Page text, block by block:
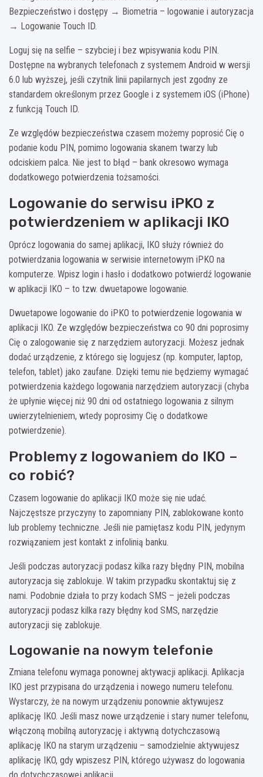
Bezpieczeństwo i dostępy → Biometria – logowanie i autoryzacja
→ Logowanie Touch ID.
Loguj się na selfie – szybciej i bez wpisywania kodu PIN.
Dostępne na wybranych telefonach z systemem Android w wersji
6.0 lub wyższej, jeśli czytnik linii papilarnych jest zgodny ze
standardem określonym przez Google i z systemem iOS (iPhone)
z funkcją Touch ID.
Ze względów bezpieczeństwa czasem możemy poprosić Cię o
podanie kodu PIN, pomimo logowania skanem twarzy lub
odciskiem palca. Nie jest to błąd – bank okresowo wymaga
dodatkowego potwierdzenia tożsamości.
Logowanie do serwisu iPKO z
potwierdzeniem w aplikacji IKO
Oprócz logowania do samej aplikacji, IKO służy również do
potwierdzania logowania w serwisie internetowym iPKO na
komputerze. Wpisz login i hasło i dodatkowo potwierdź logowanie
w aplikacji IKO – to tzw. dwuetapowe logowanie.
Dwuetapowe logowanie do iPKO to potwierdzenie logowania w
aplikacji IKO. Ze względów bezpieczeństwa co 90 dni poprosimy
Cię o zalogowanie się z narzędziem autoryzacji. Możesz jednak
dodać urządzenie, z którego się logujesz (np. komputer, laptop,
telefon, tablet) jako zaufane. Dzięki temu nie będziemy wymagać
potwierdzenia każdego logowania narzędziem autoryzacji (chyba
że upłynie więcej niż 90 dni od ostatniego logowania z silnym
uwierzytelnieniem, wtedy poprosimy Cię o dodatkowe
potwierdzenie).
Problemy z logowaniem do IKO –
co robić?
Czasem logowanie do aplikacji IKO może się nie udać.
Najczęstsze przyczyny to zapomniany PIN, zablokowane konto
lub problemy techniczne. Jeśli nie pamiętasz kodu PIN, jedynym
rozwiązaniem jest kontakt z infolinią banku.
Jeśli podczas autoryzacji podasz kilka razy błędny PIN, mobilna
autoryzacja się zablokuje. W takim przypadku skontaktuj się z
nami. Podobnie działa to przy kodach SMS – jeżeli podczas
autoryzacji podasz kilka razy błędny kod SMS, narzędzie
autoryzacji się zablokuje.
Logowanie na nowym telefonie
Zmiana telefonu wymaga ponownej aktywacji aplikacji. Aplikacja
IKO jest przypisana do urządzenia i nowego numeru telefonu.
Wystarczy, że na nowym urządzeniu ponownie aktywujesz
aplikację IKO. Jeśli masz nowe urządzenie i stary numer telefonu,
włączoną mobilną autoryzację i aktywną dotychczasową
aplikację IKO na starym urządzeniu – samodzielnie aktywujesz
aplikację IKO, gdy wpiszesz PIN, którego używasz do logowania